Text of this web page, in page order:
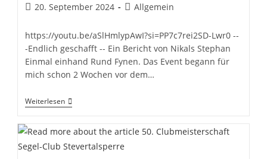
Beitrag
20. September 2024
Beitrags-
Allgemein
https://youtu.be/aSlHmlypAwI?si=PP7c7rei2SD-Lwr0 --
-Endlich geschafft -- Ein Bericht von Nikals Stephan
Einmal einhand Rund Fynen. Das Event begann für
mich schon 2 Wochen vor dem…
WeiterlesenSILVERRUDDER
24